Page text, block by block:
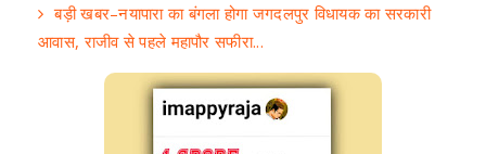
बड़ी खबर–नयापारा का बंगला होगा जगदलपुर विधायक का सरकारी
आवास, राजीव से पहले महापौर सफीरा...